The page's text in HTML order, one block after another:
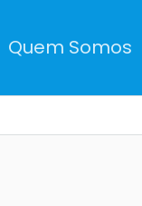
Quem Somos